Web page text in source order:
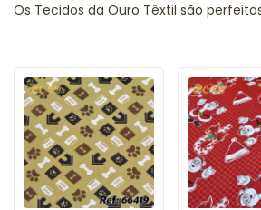
Os Tecidos da Ouro Têxtil são